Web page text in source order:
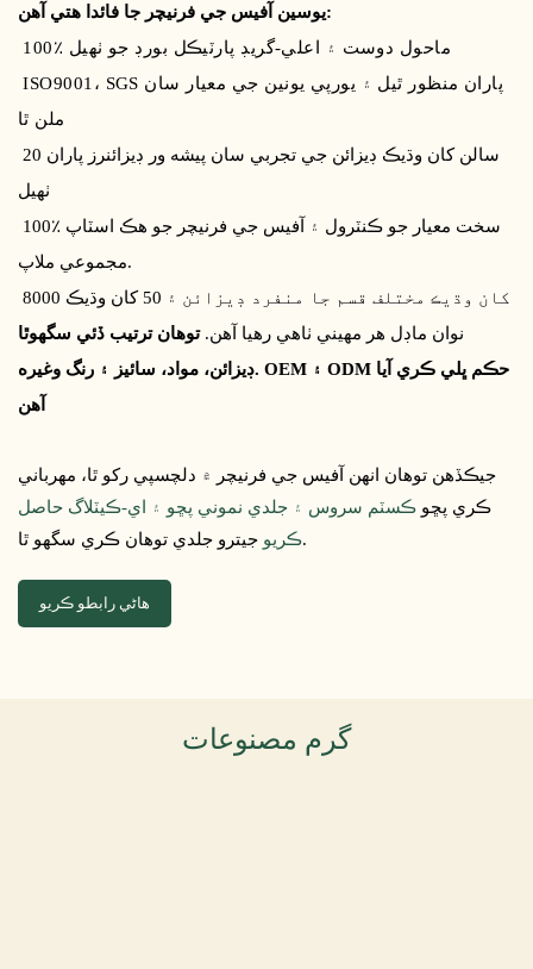
يوسين آفيس جي فرنيچر جا فائدا هتي آهن:
100٪ ماحول دوست ۽ اعلي-گريڊ پارٽيڪل بورڊ جو ٺهيل
ISO9001، SGS پاران منظور ٿيل ۽ يورپي يونين جي معيار سان
ملن ٿا
20 سالن کان وڌيڪ ڊيزائن جي تجربي سان پيشه ور ڊيزائنرز پاران
100٪ سخت معيار جو ڪنٽرول ۽ آفيس جي فرنيچر جو هڪ اسٽاپ
مجموعي ملاپ.
8000 کان وڌيڪ مختلف قسم جا منفرد ڊيزائن ۽ 50 کان وڌيڪ
نوان ماڊل هر مهيني ٺاهي رهيا آهن.توھان ترتيب ڏئي سگھوٿا
ڊيزائن، مواد، سائيز ۽ رنگ وغيره. OEM ۽ ODM حڪم ڀلي ڪري آيا
آهن
جيڪڏهن توهان انهن آفيس جي فرنيچر ۾ دلچسپي رکو ٿا، مهرباني
ڪري پڇو ڪسٽم سروس ۽ جلدي نموني پڇو ۽ اي-ڪيٽلاگ حاصل
ڪريوجيترو جلدي توهان ڪري سگهو ٿا.
ھاڻي رابطو ڪريو
گرم مصنوعات